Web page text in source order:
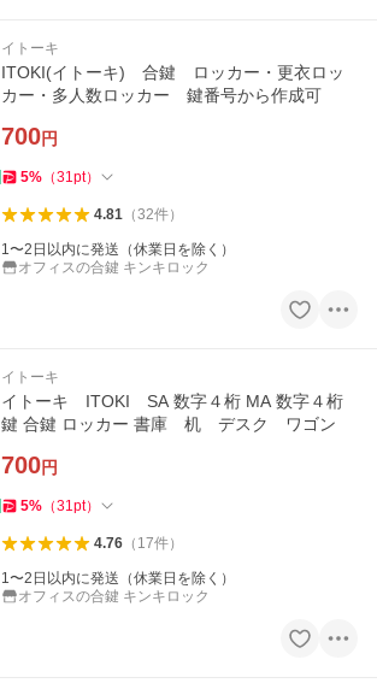
イトーキ
ITOKI(イトーキ) 合鍵 ロッカー・更衣ロッ
カー・多人数ロッカー 鍵番号から作成可
700円
5% （31pt）
4.81（32件）
1〜2日以内に発送（休業日を除く）
オフィスの合鍵 キンキロック
イトーキ
イトーキ ITOKI SA 数字４桁 MA 数字４桁
鍵 合鍵 ロッカー 書庫 机 デスク ワゴン
700円
5% （31pt）
4.76（ 17件）
1〜2日以内に発送（休業日を除く）
オフィスの合鍵 キンキロック